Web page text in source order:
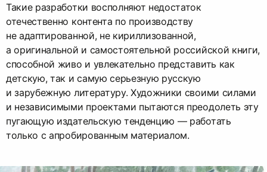
Такие разработки восполняют недостаток
отечественно контента по производству
не адаптированной, не кириллизованной,
а оригинальной и самостоятельной российской книги,
способной живо и увлекательно представить как
детскую, так и самую серьезную русскую
и зарубежную литературу. Художники своими силами
и независимыми проектами пытаются преодолеть эту
пугающую издательскую тенденцию — работать
только с апробированным материалом.